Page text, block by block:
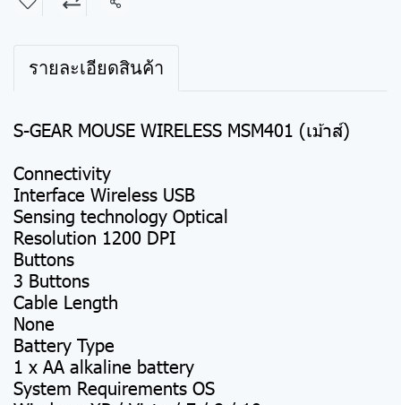
Share
รายละเอียดสินค้า
S-GEAR MOUSE WIRELESS MSM401 (เม้าส์)
Connectivity
Interface Wireless USB
Sensing technology Optical
Resolution 1200 DPI
Buttons
3 Buttons
Cable Length
None
Battery Type
1 x AA alkaline battery
System Requirements OS